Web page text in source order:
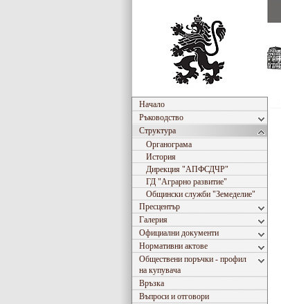
Начало
Ръководство
Структура
Органограма
История
Дирекция "АПФСДЧР"
ГД "Аграрно развитие"
Общински служби "Земеделие"
Пресцентър
Галерия
Официални документи
Нормативни актове
Обществени поръчки - профил
на купувача
Връзка
Въпроси и отговори